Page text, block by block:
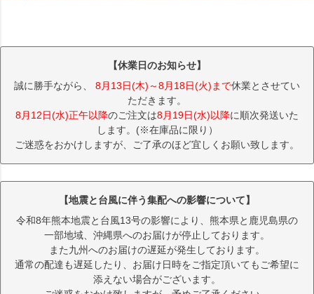
【休業日のお知らせ】
誠に勝手ながら、 8月13日(木)～8月18日(火)まで休業とさせてい
ただきます。
8月12日(水)正午以降のご注文は8月19日(水)以降に順次発送いた
します。(※在庫品に限り）
ご迷惑をおかけしますが、ご了承のほど宜しくお願い致します。
【地震と台風に伴う集配への影響について】
令和8年熊本地震と台風13号の影響により、熊本県と鹿児島県の
一部地域、沖縄県へのお届けが停止しております。
また九州へのお届けの遅延が発生しております。
通常の配達も遅延したり、お届け日時をご指定頂いてもご希望に
添えない場合がございます。